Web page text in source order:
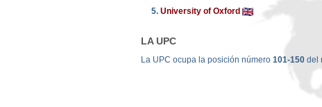
5. University of Oxford
LA UPC
La UPC ocupa la posición número 101-150 del